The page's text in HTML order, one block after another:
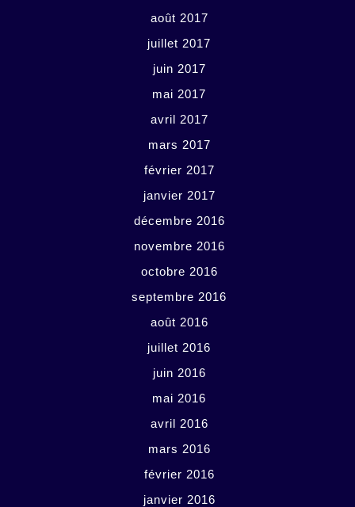
août 2017
juillet 2017
juin 2017
mai 2017
avril 2017
mars 2017
février 2017
janvier 2017
décembre 2016
novembre 2016
octobre 2016
septembre 2016
août 2016
juillet 2016
juin 2016
mai 2016
avril 2016
mars 2016
février 2016
janvier 2016